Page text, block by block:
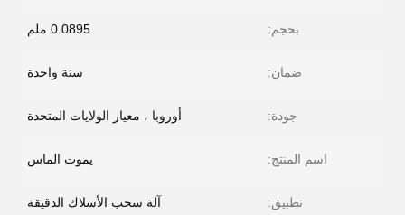
بحجم: 0.0895 ملم
ضمان: سنة واحدة
جودة: أوروبا ، معيار الولايات المتحدة
اسم المنتج: يموت الماس
تطبيق: آلة سحب الأسلاك الدقيقة